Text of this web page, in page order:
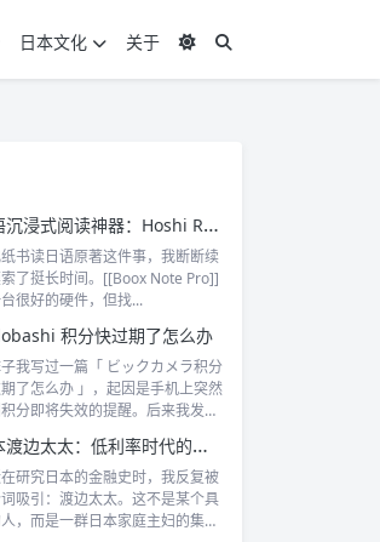
日本文化 关于
日语沉浸式阅读神器：Hoshi Reader Android 与 Chimahon
书读日语原著这件事，我断断续
了挺长时间。[[Boox Note Pro]]
很好的硬件，但找...
积分快过期了怎么办
我写过一篇「 ビックカメラ积分
了怎么办 」，起因是手机上突然
分即将失效的提醒。后来我发
日本渡边太太：低利率时代的散户传奇
研究日本的金融史时，我反复被
吸引：渡边太太。这不是某个具
，而是一群日本家庭主妇的集体